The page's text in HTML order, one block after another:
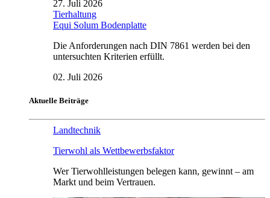
27. Juli 2026
Tierhaltung
Equi Solum Bodenplatte
Die Anforderungen nach DIN 7861 werden bei den
untersuchten Kriterien erfüllt.
02. Juli 2026
Aktuelle Beiträge
Landtechnik
Tierwohl als Wettbewerbsfaktor
Wer Tierwohlleistungen belegen kann, gewinnt – am
Markt und beim Vertrauen.